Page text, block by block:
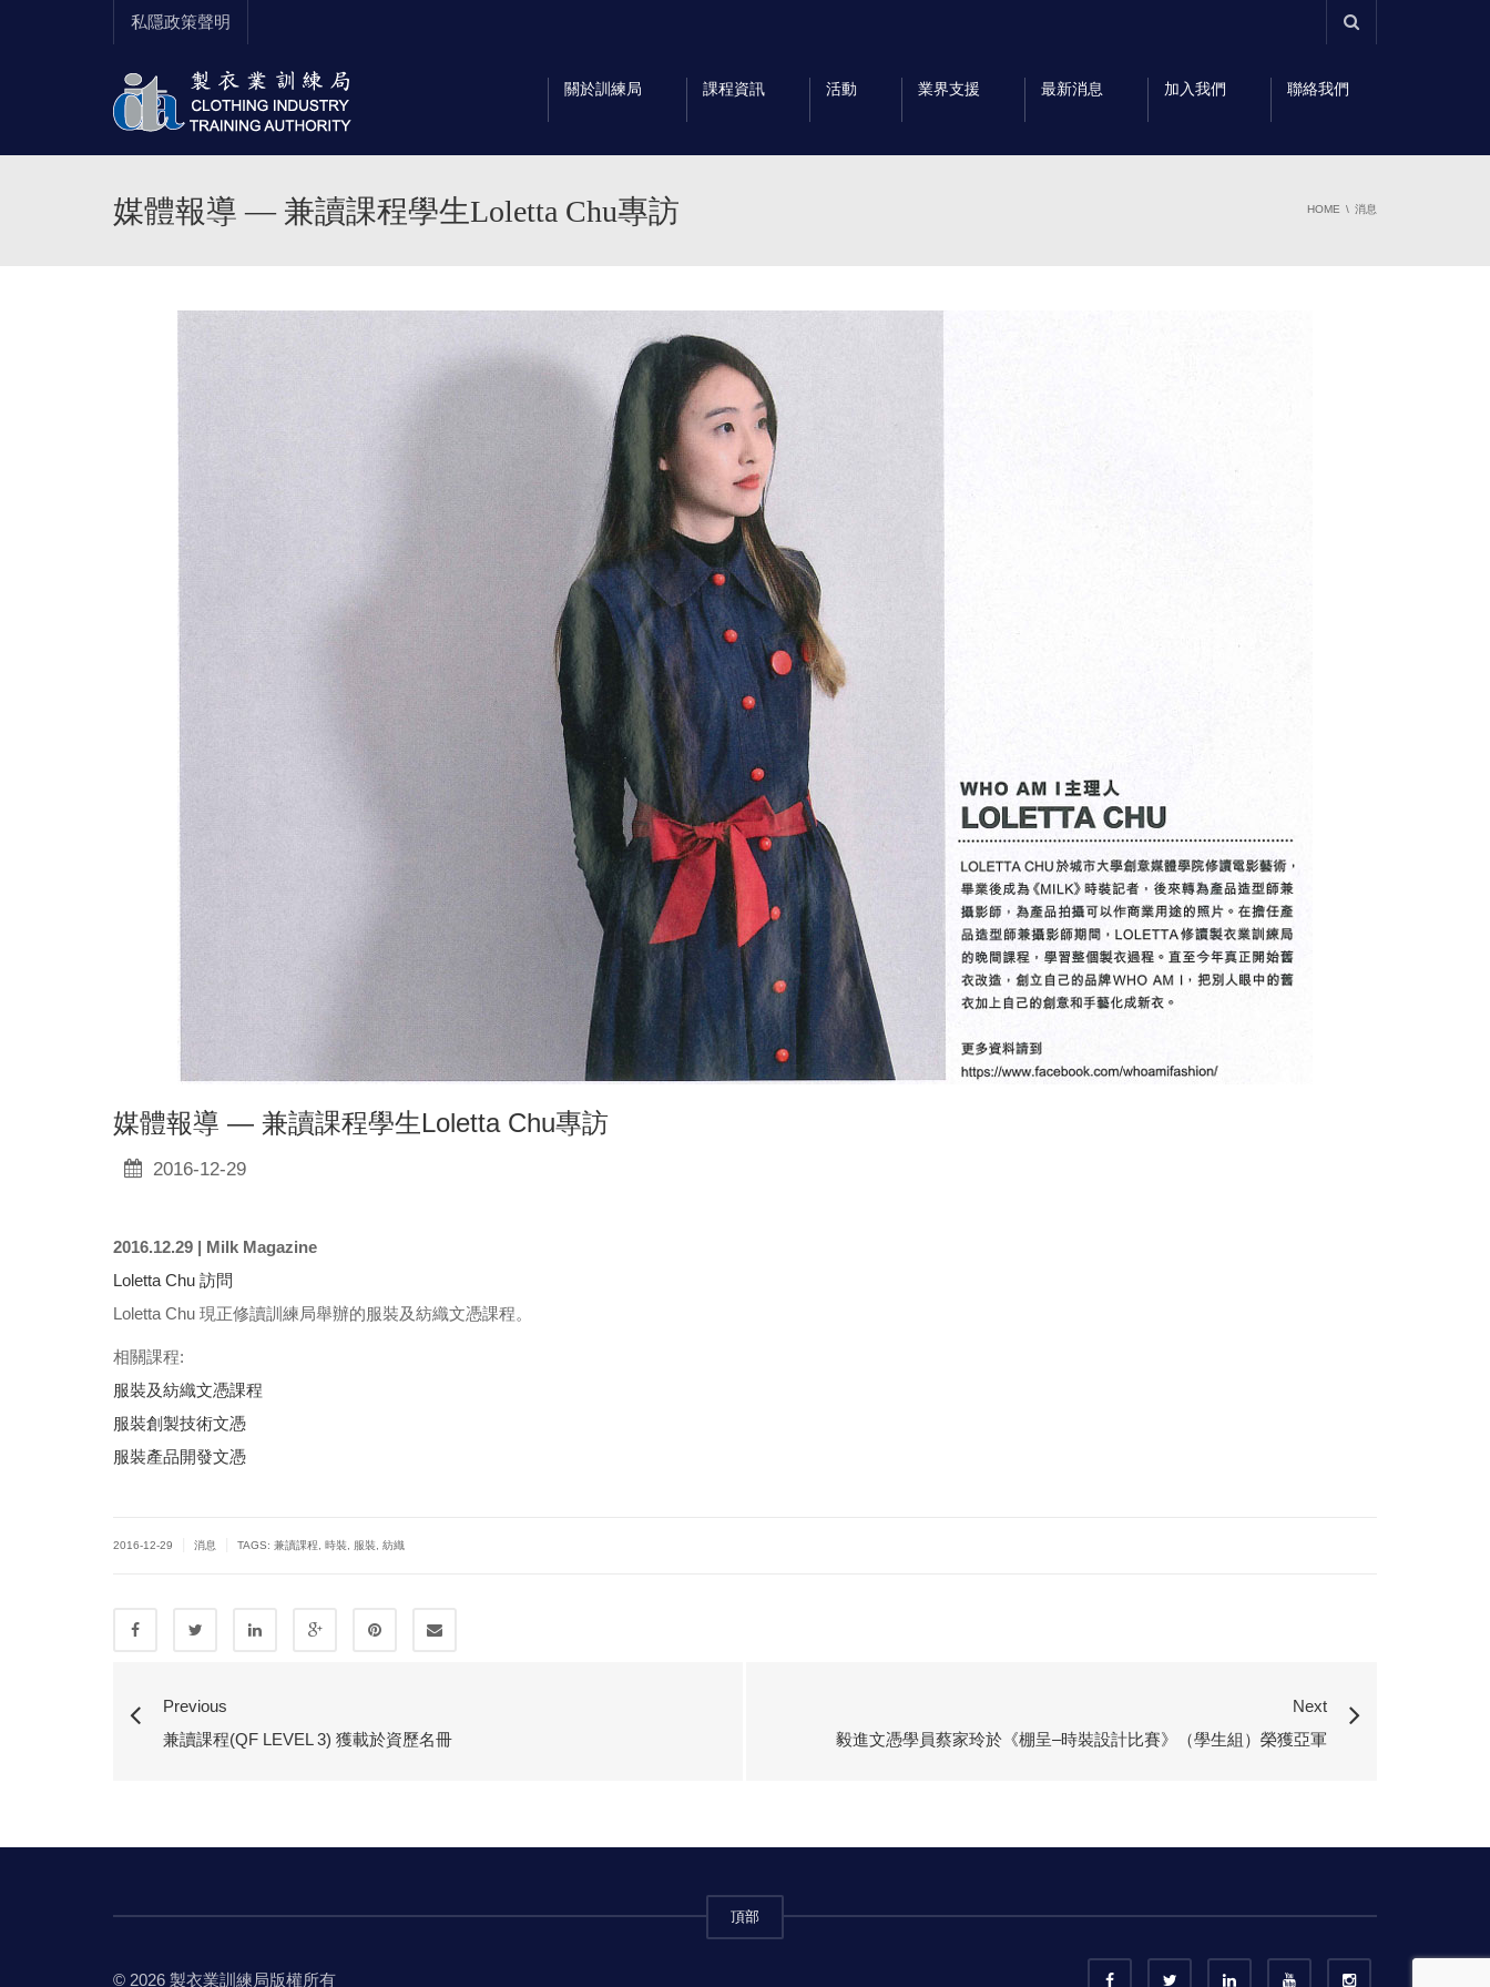
私隱政策聲明
關於訓練局 課程資訊 活動 業界支援 最新消息 加入我們 聯絡我們
媒體報導 — 兼讀課程學生Loletta Chu專訪 HOME 消息
媒體報導 — 兼讀課程學生Loletta Chu專訪
2016-12-29
2016.12.29 | Milk Magazine
Loletta Chu 訪問
Loletta Chu 現正修讀訓練局舉辦的服裝及紡織文憑課程。
相關課程:
服裝及紡織文憑課程
服裝創製技術文憑
服裝產品開發文憑
2016-12-29 消息 TAGS: 兼讀課程 時裝 服裝 紡織
Previous
兼讀課程(QF LEVEL 3) 獲載於資歷名冊
Next
毅進文憑學員蔡家玲於《棚呈–時裝設計比賽》（學生組）榮獲亞軍
頂部
© 2026 製衣業訓練局版權所有